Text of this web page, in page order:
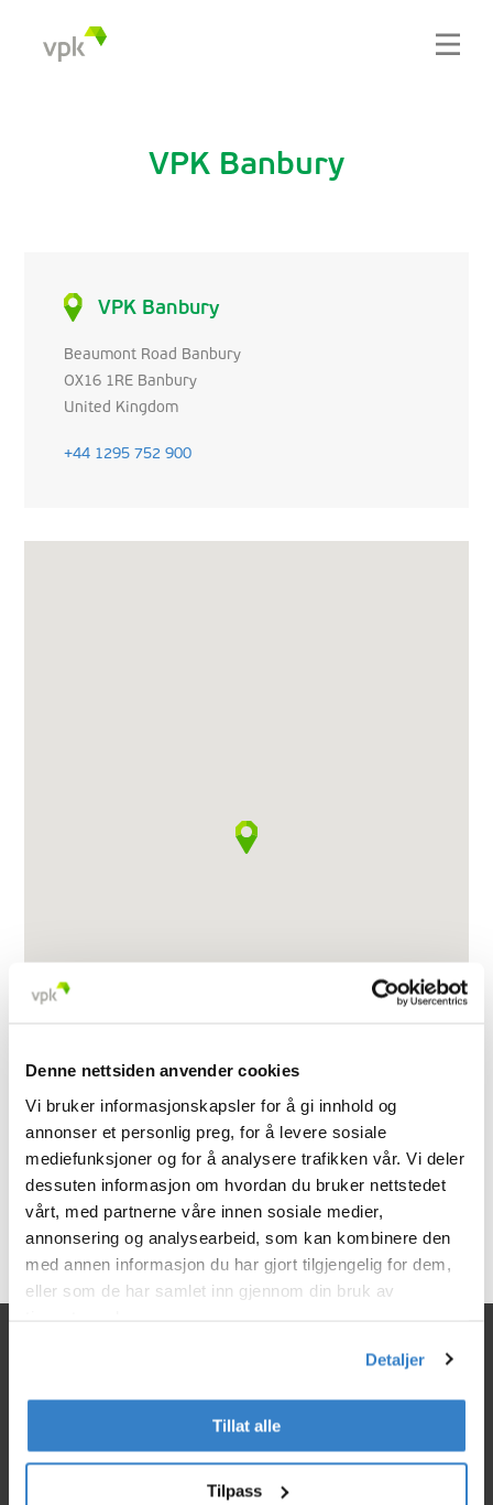
Denne nettsiden anvender cookies
Vi bruker informasjonskapsler for å gi innhold og
annonser et personlig preg, for å levere sosiale
mediefunksjoner og for å analysere trafikken vår. Vi deler
dessuten informasjon om hvordan du bruker nettstedet
vårt, med partnerne våre innen sosiale medier,
annonsering og analysearbeid, som kan kombinere den
med annen informasjon du har gjort tilgjengelig for dem,
eller som de har samlet inn gjennom din bruk av
Detaljer
Tillat alle
Tilpass
VPK Banbury
VPK Banbury
Beaumont Road Banbury
OX16 1RE Banbury
United Kingdom
+44 1295 752 900